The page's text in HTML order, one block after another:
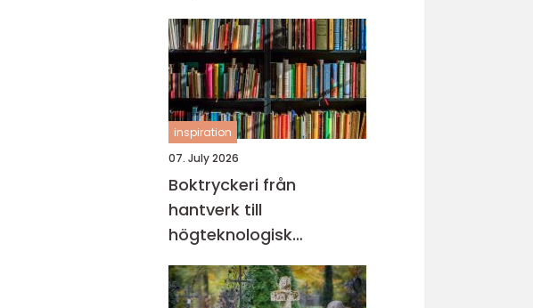
inspiration
07. July 2026
Boktryckeri från
hantverk till
högteknologisk
bokproduktion